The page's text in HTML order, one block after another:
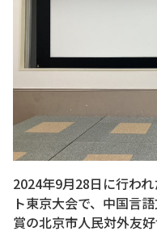
2024年9月28日に行わ
ト東京大会で、中国言
賞の北京市人民対外友